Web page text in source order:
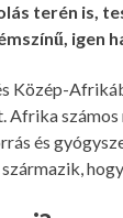
terén is,
igen
Közép-
Afrika
és